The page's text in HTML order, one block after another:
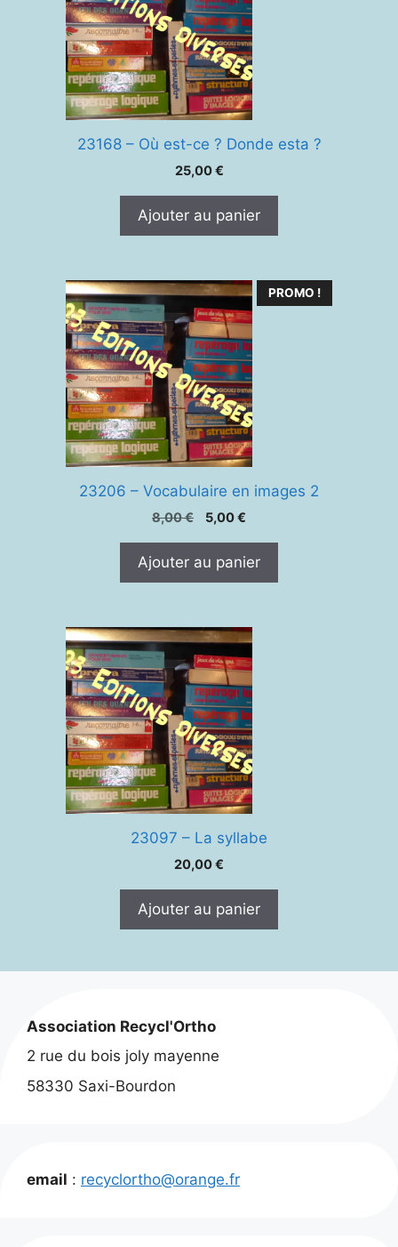
23168 – Où est-ce ? Donde esta ?
25,00€
Ajouter au panier
PROMO !
23206 – Vocabulaire en images 2
8,00€
Le
était :
5,00€
est :
Ajouter au panier
23097 – La syllabe
20,00€
Ajouter au panier
Association Recycl'Ortho
2 rue du bois joly mayenne
58330 Saxi-Bourdon
email : recyclortho@orange.fr